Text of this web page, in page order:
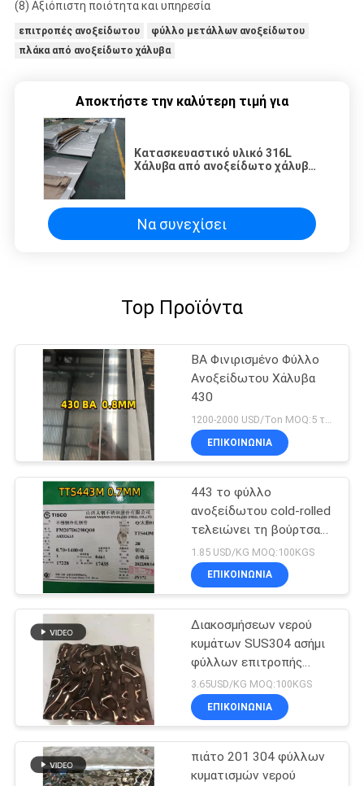
(8) Αξιόπιστη ποιότητα και υπηρεσία
επιτροπές ανοξείδωτου
φύλλο μετάλλων ανοξείδωτου
πλάκα από ανοξείδωτο χάλυβα
Αποκτήστε την καλύτερη τιμή για
Κατασκευαστικό υλικό 316L
Χάλυβα από ανοξείδωτο χάλυβα
ανοξείδωτο
Να συνεχίσει
Top Προϊόντα
BA Φινιρισμένο Φύλλο
Ανοξείδωτου Χάλυβα
430
ΕΠΙΚΟΙΝΩΝΙΑ
443 το φύλλο
ανοξείδωτου cold-rolled
τελειώνει τη βούρτσα
SUS443 τελειώνει το
φύλλο Inox
1.85 USD/KG MOQ:100KGS
ΕΠΙΚΟΙΝΩΝΙΑ
Διακοσμήσεων νερού
κυμάτων SUS304 ασήμι
φύλλων επιτροπής
χάλυβα που γυαλίζεται
ανοξείδωτο
3.65USD/KG MOQ:100KGS
ΕΠΙΚΟΙΝΩΝΙΑ
πιάτο 201 304 φύλλων
κυματισμών νερού